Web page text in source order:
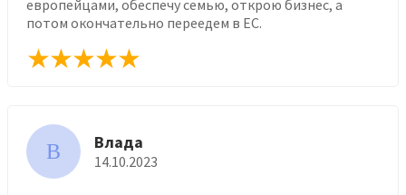
европейцами, обеспечу семью, открою бизнес, а
потом окончательно переедем в ЕС.
В Влада
14.10.2023